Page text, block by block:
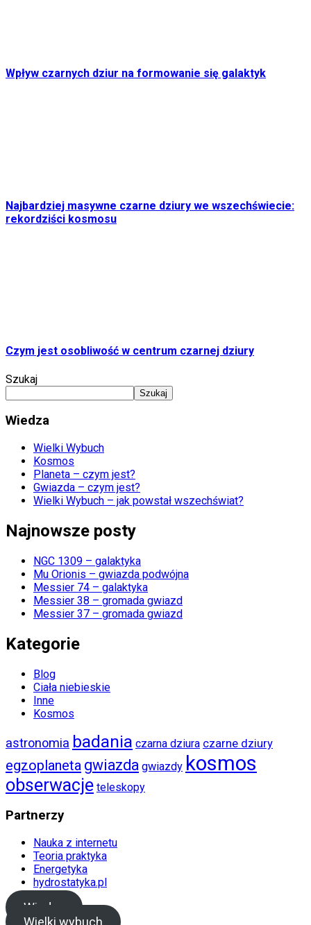
Wpływ czarnych dziur na formowanie się galaktyk
Najbardziej masywne czarne dziury we wszechświecie:
rekordziści kosmosu
Czym jest osobliwość w centrum czarnej dziury
Szukaj
Szukaj
Wiedza
Wielki Wybuch
Kosmos
Planeta – czym jest?
Gwiazda – czym jest?
Wielki Wybuch – jak powstał wszechświat?
Najnowsze posty
NGC 1309 – galaktyka
Mu Orionis – gwiazda podwójna
Messier 74 – galaktyka
Messier 38 – gromada gwiazd
Messier 37 – gromada gwiazd
Kategorie
Blog
Ciała niebieskie
Inne
Kosmos
astronomia badania czarna dziura czarne dziury
egzoplaneta gwiazda gwiazdy kosmos
obserwacje teleskopy
Partnerzy
Nauka z internetu
Teoria praktyka
Energetyka
hydrostatyka.pl
Wiedza
Wielki wybuch